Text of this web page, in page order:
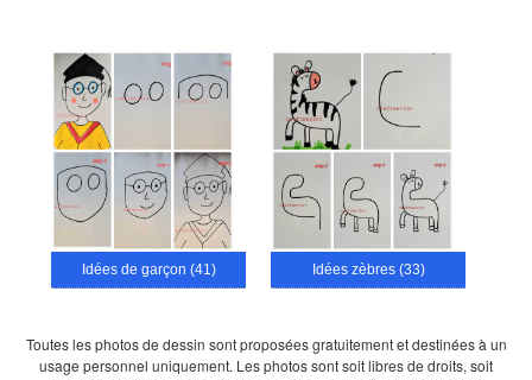
Idées de garçon (41) Idées zèbres (33)
Toutes les photos de dessin sont proposées gratuitement et destinées à un
usage personnel uniquement. Les photos sont soit libres de droits, soit